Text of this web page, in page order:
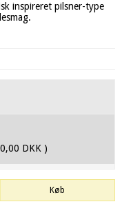
inspireret pilsner-type
DKK )
Køb